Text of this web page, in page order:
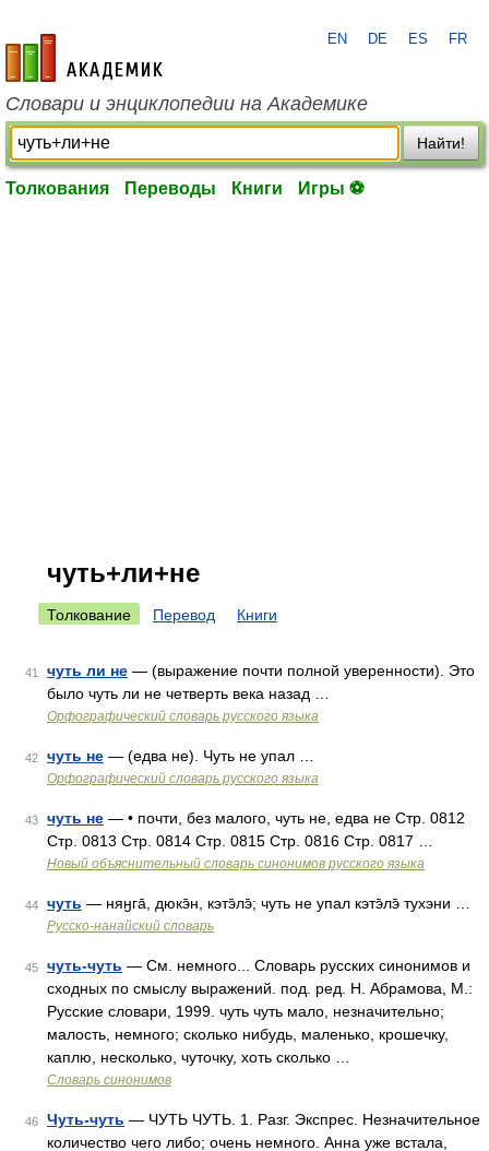
academic.ru
EN DE ES FR
Словари и энциклопедии на Академике
Найти!
Толкования Переводы Книги Игры ⚽
чуть+ли+не
Толкование Перевод Книги
41 чуть ли не — (выражение почти полной уверенности). Это
было чуть ли не четверть века назад …
Орфографический словарь русского языка
42 чуть не — (едва не). Чуть не упал …
Орфографический словарь русского языка
43 чуть не — • почти, без малого, чуть не, едва не Стр. 0812
Стр. 0813 Стр. 0814 Стр. 0815 Стр. 0816 Стр. 0817 …
Новый объяснительный словарь синонимов русского языка
44 чуть — няӈга̄, дюкэ̄н, кэтэ̄лэ̄; чуть не упал кэтэ̄лэ̄ тухэни …
Русско-нанайский словарь
45 чуть-чуть — См. немного... Словарь русских синонимов и
сходных по смыслу выражений. под. ред. Н. Абрамова, М.:
Русские словари, 1999. чуть чуть мало, незначительно;
малость, немного; сколько нибудь, маленько, крошечку,
каплю, несколько, чуточку, хоть сколько …
Словарь синонимов
46 Чуть-чуть — ЧУТЬ ЧУТЬ. 1. Разг. Экспрес. Незначительное
количество чего либо; очень немного. Анна уже встала,